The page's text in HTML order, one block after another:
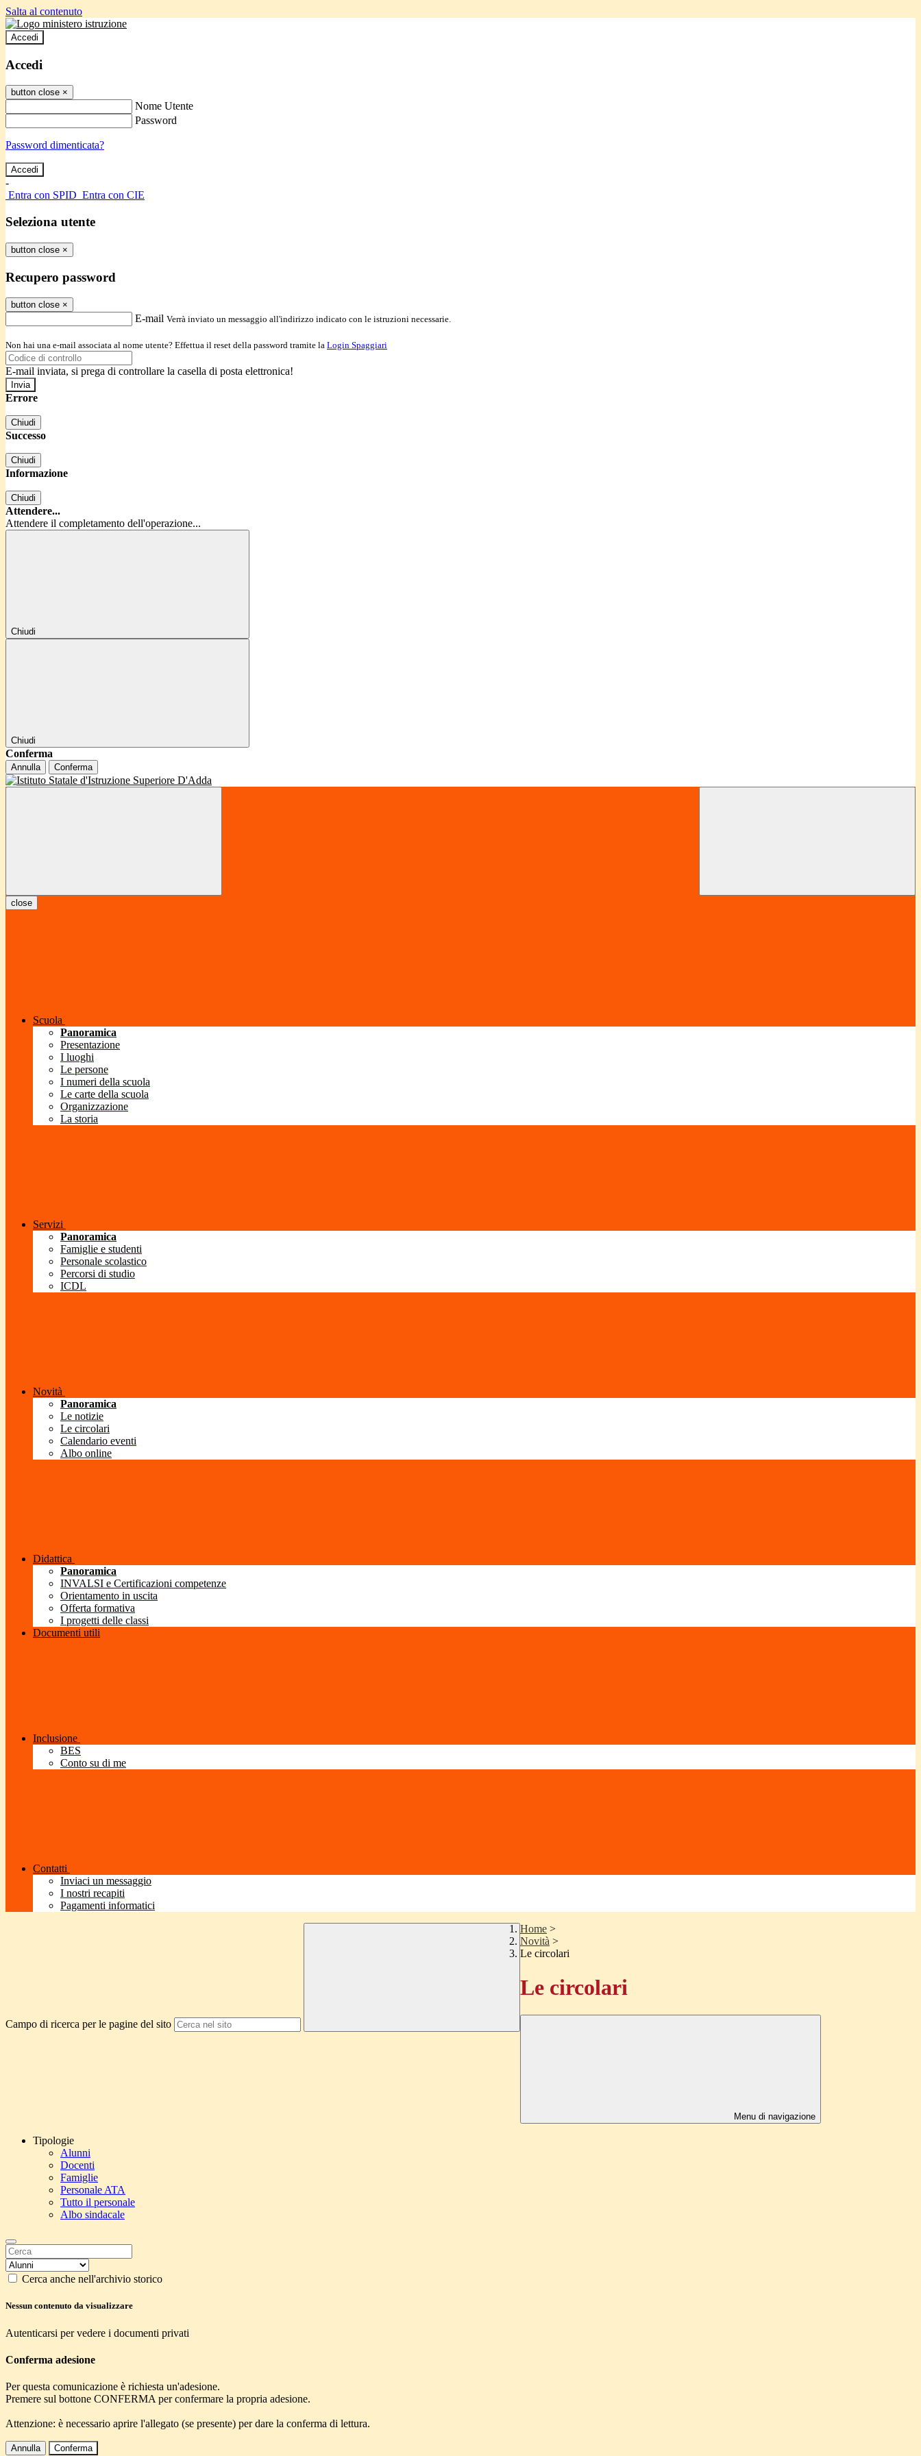
Salta al contenuto
Accedi
Accedi
button close ×
Nome Utente
Password
Password dimenticata?
-
Entra con SPID Entra con CIE
Seleziona utente
button close ×
Recupero password
button close ×
E-mail Verrà inviato un messaggio all'indirizzo indicato con le istruzioni necessarie.
Non hai una e-mail associata al nome utente? Effettua il reset della password tramite la Login Spaggiari
E-mail inviata, si prega di controllare la casella di posta elettronica!
Errore
Chiudi
Successo
Chiudi
Informazione
Chiudi
Attendere...
Attendere il completamento dell'operazione...
Chiudi
Chiudi
Conferma
Annulla Conferma
close
Scuola
Panoramica
Presentazione
I luoghi
Le persone
I numeri della scuola
Le carte della scuola
Organizzazione
La storia
Servizi
Panoramica
Famiglie e studenti
Personale scolastico
Percorsi di studio
ICDL
Novità
Panoramica
Le notizie
Le circolari
Calendario eventi
Albo online
Didattica
Panoramica
INVALSI e Certificazioni competenze
Orientamento in uscita
Offerta formativa
I progetti delle classi
Documenti utili
Inclusione
BES
Conto su di me
Contatti
Inviaci un messaggio
I nostri recapiti
Pagamenti informatici
Campo di ricerca per le pagine del sito
Home >
Novità >
Le circolari
Le circolari
Menu di navigazione
Tipologie
Alunni
Docenti
Famiglie
Personale ATA
Tutto il personale
Albo sindacale
Cerca anche nell'archivio storico
Nessun contenuto da visualizzare
Autenticarsi per vedere i documenti privati
Conferma adesione
Per questa comunicazione è richiesta un'adesione.
Premere sul bottone CONFERMA per confermare la propria adesione.
Attenzione: è necessario aprire l'allegato (se presente) per dare la conferma di lettura.
Annulla Conferma